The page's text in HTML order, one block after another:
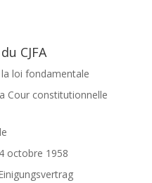
CJFA
la loi fondamentale
Cour constitutionnelle
octobre 1958